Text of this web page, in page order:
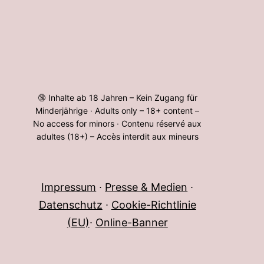
🔞 Inhalte ab 18 Jahren – Kein Zugang für
Minderjährige · Adults only – 18+ content –
No access for minors · Contenu réservé aux
adultes (18+) – Accès interdit aux mineurs
Impressum ∙ Presse & Medien ∙
Datenschutz ∙ Cookie-Richtlinie
(EU)∙ Online-Banner